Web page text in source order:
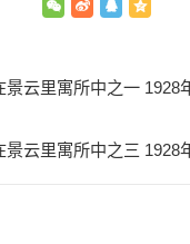
景云里寓所中之一 1928
景云里寓所中之三 1928